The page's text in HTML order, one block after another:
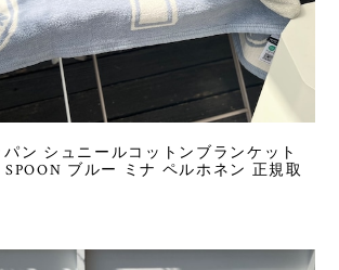
ン シュニールコットンブランケット
ブルー ミナ ペルホネン 正規取